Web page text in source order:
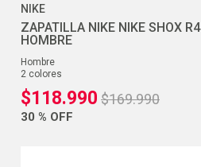
NIKE
ZAPATILLA NIKE NIKE SHOX R4
HOMBRE
hombre
2 colores
$118.990 $169.990
30 % OFF